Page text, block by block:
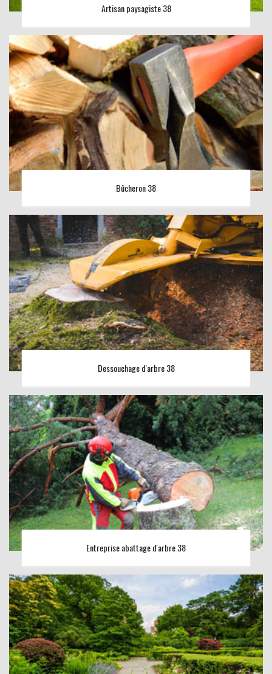
Artisan paysagiste 38
Bûcheron 38
Dessouchage d'arbre 38
Entreprise abattage d'arbre 38